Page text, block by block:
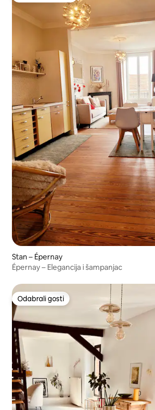
Stan – Épernay
Épernay – Elegancija i šampanjac
Odabrali gosti
Odabrali gosti